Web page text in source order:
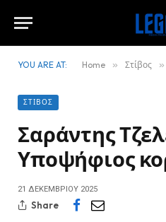
YOU ARE AT: Home » Στίβος »
ΣΤΊΒΟΣ
Σαράντης
Υποψήφιος
21 ΔΕΚΕΜΒΡΊΟΥ 2025
Share